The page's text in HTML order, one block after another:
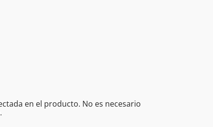
en el producto. No es necesario